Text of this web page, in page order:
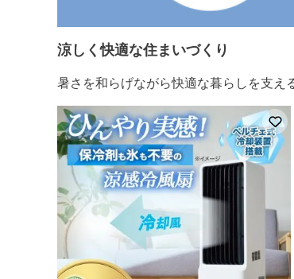
涼しく快適な住まいづくり
暑さを和らげながら快適な暮らしを支え
お